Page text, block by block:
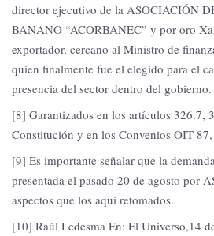
director ejecutivo de la ASOCIACIÓN
BANANO “ACORBANEC” y por oro
exportador, cercano al Ministro de
quien finalmente fue el elegido para el
presencia del sector dentro del gobierno.
[8] Garantizados en los artículos 326.7,
Constitución y en los Convenios OIT
[9] Es importante señalar que la
presentada el pasado 20 de agosto por
aspectos que los aquí retomados.
[10] Raúl Ledesma En: El Universo,14